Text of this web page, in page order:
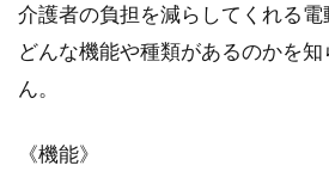
介護者の負担を減らしてくれる
どんな機能や種類があるのかを
ん。
《機能》